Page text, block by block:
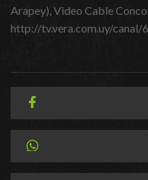
Arapey), Video Cable
http://tv.vera.com.uy/canal/